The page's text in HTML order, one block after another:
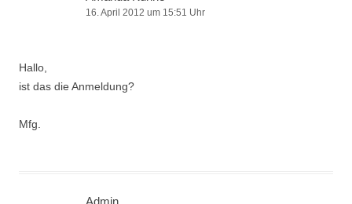
16. April 2012 um 15:51 Uhr
Hallo,
ist das die Anmeldung?
Mfg.